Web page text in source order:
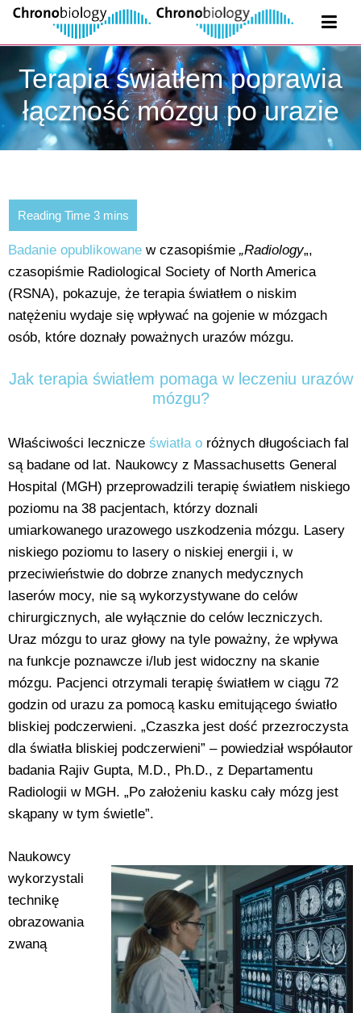
Terapia światłem poprawia
łączność mózgu po urazie
Badanie opublikowane w czasopiśmie „Radiology„,
czasopiśmie Radiological Society of North America
(RSNA), pokazuje, że terapia światłem o niskim
natężeniu wydaje się wpływać na gojenie w mózgach
osób, które doznały poważnych urazów mózgu.
Jak terapia światłem pomaga w leczeniu urazów
mózgu?
Właściwości lecznicze światła o różnych długościach fal
są badane od lat. Naukowcy z Massachusetts General
Hospital (MGH) przeprowadzili terapię światłem niskiego
poziomu na 38 pacjentach, którzy doznali
umiarkowanego urazowego uszkodzenia mózgu. Lasery
niskiego poziomu to lasery o niskiej energii i, w
przeciwieństwie do dobrze znanych medycznych
laserów mocy, nie są wykorzystywane do celów
chirurgicznych, ale wyłącznie do celów leczniczych.
Uraz mózgu to uraz głowy na tyle poważny, że wpływa
na funkcje poznawcze i/lub jest widoczny na skanie
mózgu. Pacjenci otrzymali terapię światłem w ciągu 72
godzin od urazu za pomocą kasku emitującego światło
bliskiej podczerwieni. „Czaszka jest dość przezroczysta
dla światła bliskiej podczerwieni” – powiedział współautor
badania Rajiv Gupta, M.D., Ph.D., z Departamentu
Radiologii w MGH. „Po założeniu kasku cały mózg jest
skąpany w tym świetle”.
Naukowcy
wykorzystali
technikę
obrazowania
zwaną